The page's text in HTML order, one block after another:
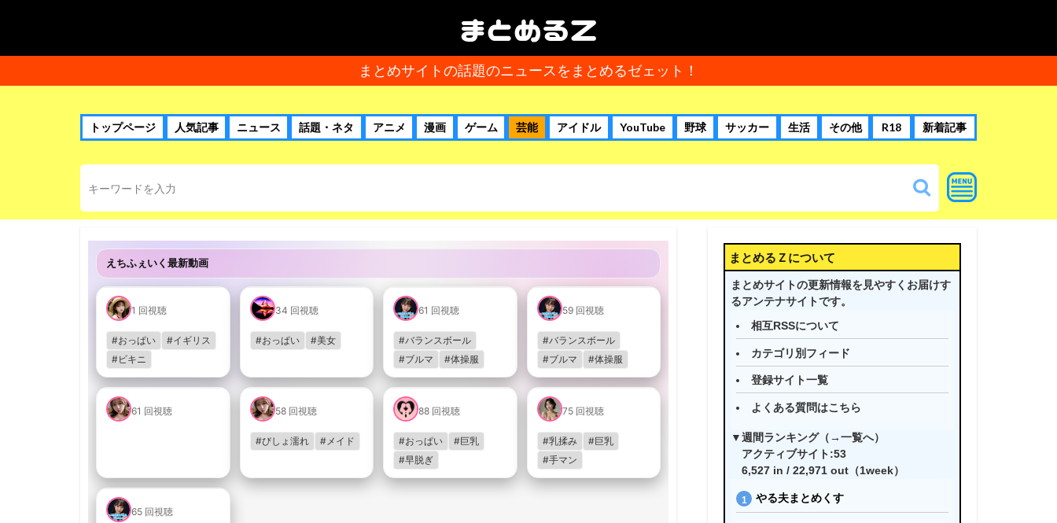
まとめるＺ
まとめサイトの話題のニュースをまとめるゼェット！
トップページ 人気記事 ニュース 話題・ネタ アニメ 漫画 ゲーム 芸能 アイドル YouTube 野球 サッカー 生活 その他 R18 新着記事
まとめるＺについて
まとめサイトの更新情報を見やすくお届けす
るアンテナサイトです。
相互RSSについて
カテゴリ別フィード
登録サイト一覧
よくある質問はこちら
▼週間ランキング（→一覧へ）
アクティブサイト:53
6,527 in / 22,971 out（1week）
やる夫まとめくす